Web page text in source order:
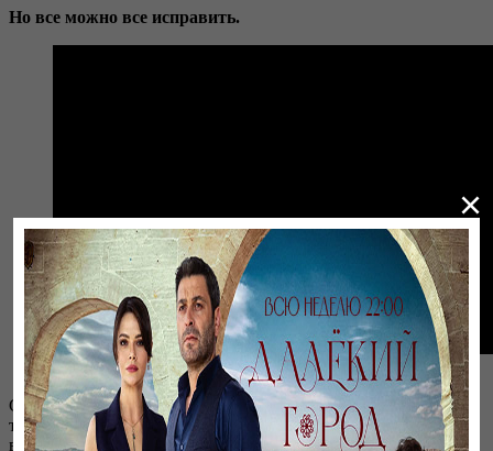
Но все можно все исправить.
Трейлер
Создатели «АуылDONE» предлагают через свой креативный
телевизионный проект посмотреть, как это можно сделать, и
вдохновиться новыми идеями. Подробнее о том, что
×